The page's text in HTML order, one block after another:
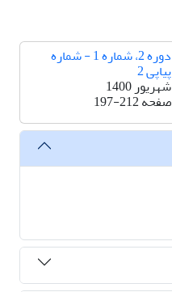
دوره 2، شماره 1 - شماره
پیاپی 2
شهریور 1400
صفحه197-212